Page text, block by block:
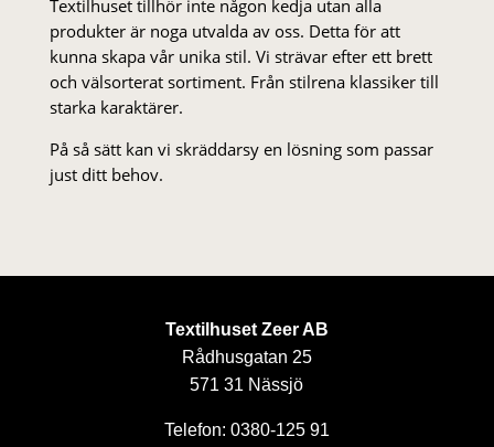
Textilhuset tillhör inte någon kedja utan alla
produkter är noga utvalda av oss. Detta för att
kunna skapa vår unika stil. Vi strä­var efter ett brett
och välsorterat sor­ti­ment. Från stil­rena klas­siker till
starka karaktärer.
På så sätt kan vi skräddarsy en lösning som passar
just ditt behov.
Textilhuset Zeer AB
Rådhusgatan 25
571 31 Nässjö
Telefon: 0380-125 91